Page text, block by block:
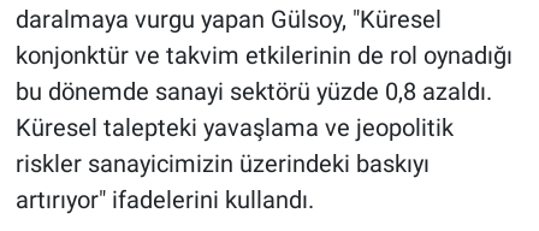
daralmaya vurgu yapan Gülsoy, "Küresel
konjonktür ve takvim etkilerinin de rol oynadığı
bu dönemde sanayi sektörü yüzde 0,8 azaldı.
Küresel talepteki yavaşlama ve jeopolitik
riskler sanayicimizin üzerindeki baskıyı
artırıyor" ifadelerini kullandı.